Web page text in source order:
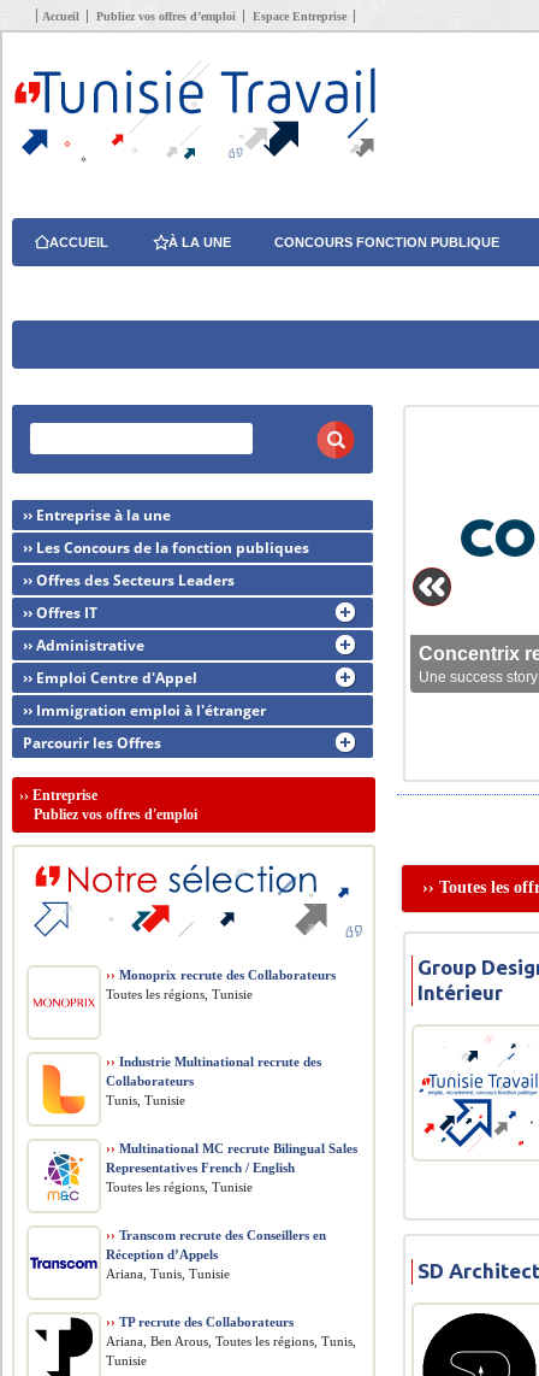
Accueil Publiez vos offres d’emploi Espace Entreprise
ACCUEIL À LA UNE CONCOURS FONCTION PUBLIQUE
Concentrix
Une success
›› Toutes les
Group
Intérieur
SD
›› Entreprise à la une
›› Les Concours de la fonction publiques
›› Offres des Secteurs Leaders
›› Offres IT
›› Administrative
›› Emploi Centre d'Appel
›› Immigration emploi à l'étranger
Parcourir les Offres
››Entreprise
Publiez vos offres d'emploi
›› Monoprix recrute des Collaborateurs
Toutes les régions, Tunisie
›› Industrie Multinational recrute des
Collaborateurs
Tunis, Tunisie
›› Multinational MC recrute Bilingual Sales
Representatives French / English
Toutes les régions, Tunisie
›› Transcom recrute des Conseillers en
Réception d’Appels
Ariana, Tunis, Tunisie
›› TP recrute des Collaborateurs
Ariana, Ben Arous, Toutes les régions, Tunis,
Tunisie